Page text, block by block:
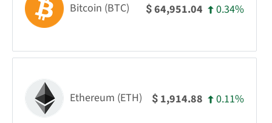
Bitcoin (BTC) $64,951.04 0.34%
Ethereum (ETH) $ 1,914.88 0.11%